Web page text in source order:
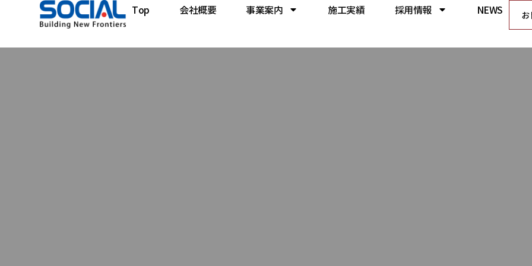
Top 会社概要 事業案内 施工実績 採用情報 NEWS